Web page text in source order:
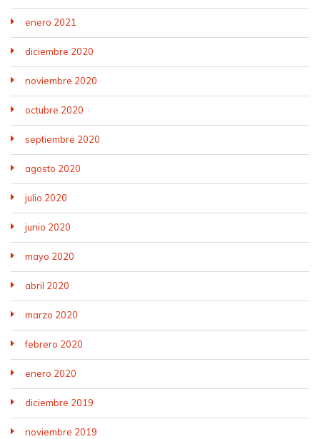
enero 2021
diciembre 2020
noviembre 2020
octubre 2020
septiembre 2020
agosto 2020
julio 2020
junio 2020
mayo 2020
abril 2020
marzo 2020
febrero 2020
enero 2020
diciembre 2019
noviembre 2019